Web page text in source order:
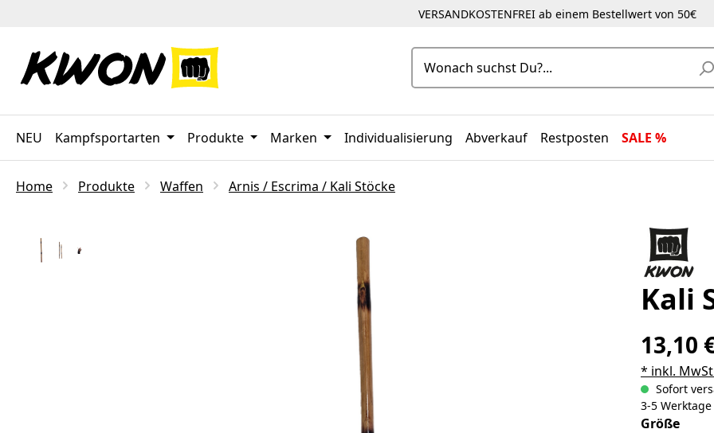
VERSANDKOSTENFREI ab einem Bestellwert von 50€
NEU Kampfsportarten Produkte Marken Individualisierung Abverkauf Restposten SALE %
Home Produkte Waffen Arnis / Escrima / Kali Stöcke
Kali
13,10
* inkl.
Sofort
3-5 Werktage
Größe